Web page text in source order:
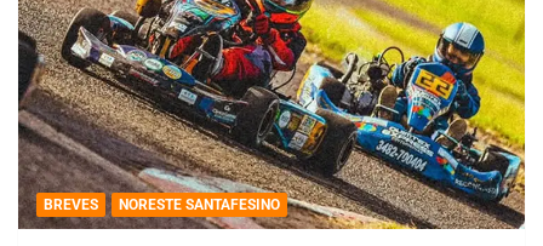
BREVES NORESTE SANTAFESINO